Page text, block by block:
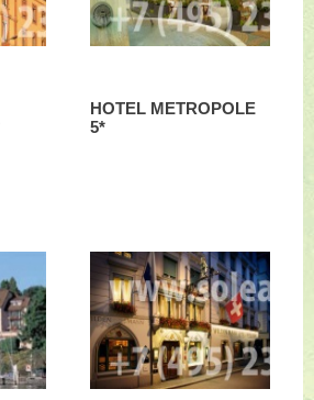
HOTEL METROPOLE
5*